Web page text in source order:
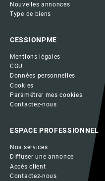
Nouvelles annonces
Type de biens
CESSIONPME
Mentions légales
CGU
Données personnelles
Cookies
Paramétrer mes cookies
Contactez-nous
ESPACE PROFESSIONNEL
Nos services
Diffuser une annonce
Accès client
Contactez-nous